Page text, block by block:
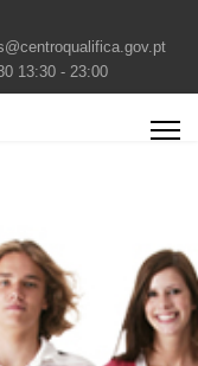
13:30 - 23:00